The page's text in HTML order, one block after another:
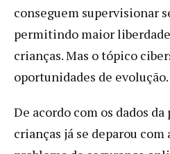
conseguem supervisionar
permitindo maior
crianças. Mas o tópico
oportunidades de evolução.
De acordo com os dados
crianças já se deparou